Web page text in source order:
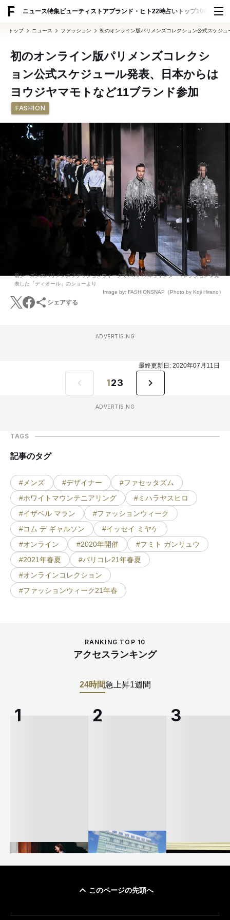
ニュース特集ビューティ ストアブランド・ヒト22時占い トップ100 スナッ
トップ ニュース ファッション 初のオンライン版パリメンズコレクション公式スケジ
初のオンライン版パリメンズコレクシ
ョン公式スケジュール発表、日本からは
ヨウジヤマモトなど11ブランド参加
FASHION
前シーズンのパリメンズファッションウィークで2020-21年ウィンターコレクションを発
表した「ディオール」のショーより
Image by: FASHIONSNAP（Photo by Koji Hirano）
シェアする
ADVERTISING
最終更新日: 2020年07月11日
123
ADVERTISING
TAGS
記事のタグ
#メンズ #デザイナー
#ファセッタズム
#ホワイトマウンテニアリング
#ミハラヤスヒロ
#イザベル マラン
#ファッションウィーク
#コム デ ギャルソン
#イッセイ ミヤケ
#オンライン
#2020年開催
#フミト ガンリュウ
#2021年春夏
#パリコレ21年春夏
#オンラインコレクション
#ファッションウィーク21年春
RANKING TOP 10
アクセスランキング
24時間急上昇1週間
このページの先頭へ